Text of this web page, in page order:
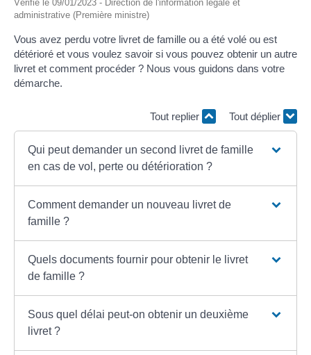
Vérifié le 09/01/2023 - Direction de l'information légale et
administrative (Première ministre)
Vous avez perdu votre livret de famille ou a été volé ou est
détérioré et vous voulez savoir si vous pouvez obtenir un autre
livret et comment procéder ? Nous vous guidons dans votre
démarche.
Tout replier Tout déplier
Qui peut demander un second livret de famille
en cas de vol, perte ou détérioration ?
Comment demander un nouveau livret de
famille ?
Quels documents fournir pour obtenir le livret
de famille ?
Sous quel délai peut-on obtenir un deuxième
livret ?